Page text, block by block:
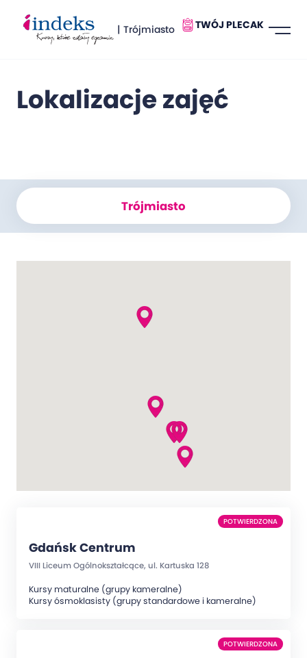
| Trójmiasto TWÓJ PLECAK
Lokalizacje zajęć
Trójmiasto
Gdańsk Centrum
VIII Liceum Ogólnokształcące, ul. Kartuska 128
Kursy maturalne (grupy kameralne)
Kursy ósmoklasisty (grupy standardowe i kameralne)
POTWIERDZONA
POTWIERDZONA